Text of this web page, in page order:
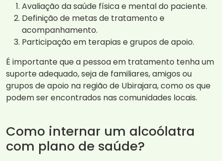
Avaliação da saúde física e mental do paciente.
Definição de metas de tratamento e
acompanhamento.
Participação em terapias e grupos de apoio.
É importante que a pessoa em tratamento tenha um
suporte adequado, seja de familiares, amigos ou
grupos de apoio na região de Ubirajara, como os que
podem ser encontrados nas comunidades locais.
Como internar um alcoólatra
com plano de saúde?